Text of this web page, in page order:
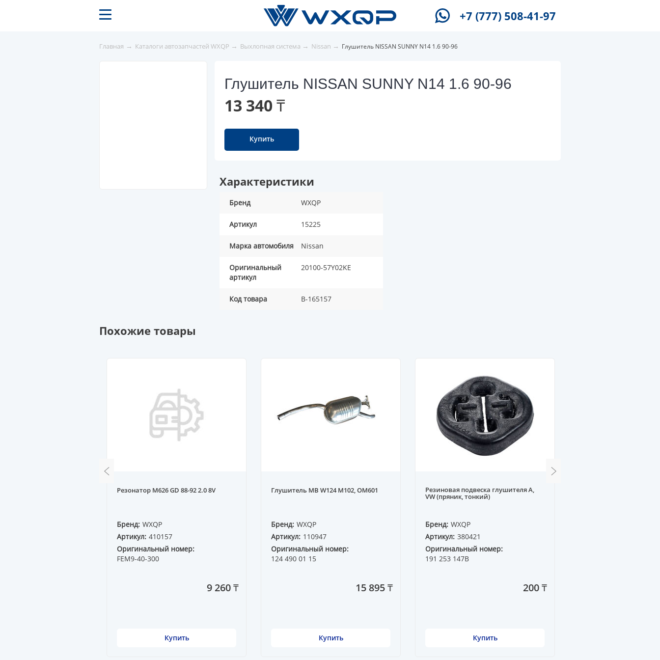
+7 (777) 508-41-97
Главная → Каталоги автозапчастей WXQP → Выхлопная система → Nissan → Глушитель NISSAN SUNNY N14 1.6 90-96
Глушитель NISSAN SUNNY N14 1.6 90-96
13 340 ₸
Купить
Характеристики
Бренд WXQP
Артикул 15225
Марка автомобиля Nissan
Оригинальный
артикул
20100-57Y02KE
Код товара B-165157
Похожие товары
Резонатор M626 GD 88-92 2.0 8V
Бренд: WXQP
Артикул: 410157
Оригинальный номер:
FEM9-40-300
9 260 ₸
Купить
Глушитель MB W124 M102, OM601
Бренд: WXQP
Артикул: 110947
Оригинальный номер:
124 490 01 15
15 895 ₸
Купить
Резиновая подвеска глушителя A,
VW (пряник, тонкий)
Бренд: WXQP
Артикул: 380421
Оригинальный номер:
191 253 147B
200 ₸
Купить